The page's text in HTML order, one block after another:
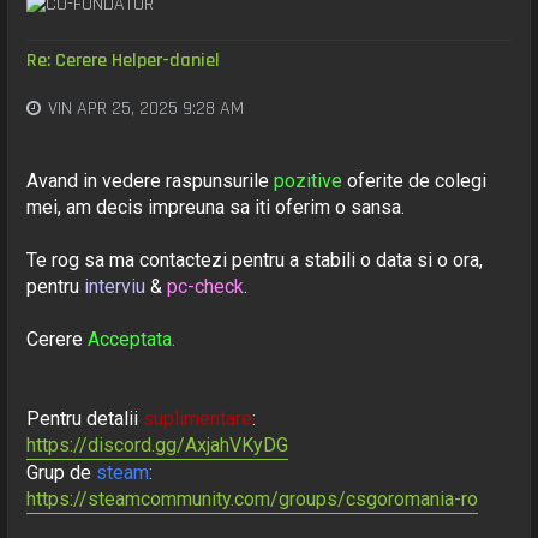
Re: Cerere Helper-daniel
VIN APR 25, 2025 9:28 AM
Avand in vedere raspunsurilepozitive oferite de colegi
mei, am decis impreuna sa iti oferim o sansa.
Te rog sa ma contactezi pentru a stabili o data si o ora,
pentru interviu &pc-check.
Cerere Acceptata.
Pentru detalii suplimentare:
https://discord.gg/AxjahVKyDG
Grup de steam:
https://steamcommunity.com/groups/csgoromania-ro